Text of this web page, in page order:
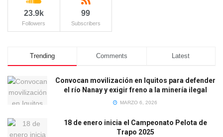
23.9k
Followers
99
Subscribers
Trending Comments Latest
Convocan movilización en Iquitos para defender
el río Nanay y exigir freno a la minería ilegal
MARZO 6, 2026
18 de enero inicia el Campeonato Pelota de
Trapo 2025